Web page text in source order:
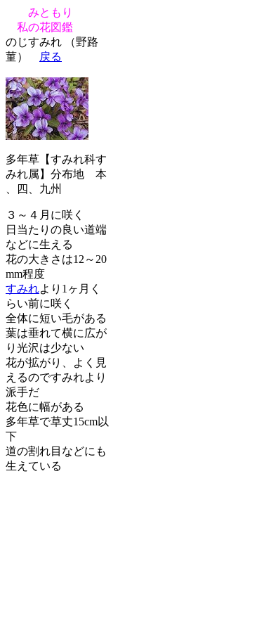
みともり
私の花図鑑
のじすみれ （野路
菫）
戻る
多年草【すみれ科す
みれ属】分布地 本
、四、九州
３～４月に咲く
日当たりの良い道端
などに生える
花の大きさは12～20
mm程度
すみれより1ヶ月く
らい前に咲く
全体に短い毛がある
葉は垂れて横に広が
り光沢は少ない
花が拡がり、よく見
えるのですみれより
派手だ
花色に幅がある
多年草で草丈15cm以
下
道の割れ目などにも
生えている